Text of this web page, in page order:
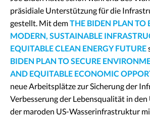
präsidiale Unterstützung für die
gestellt. Mit demTHE BIDEN PLAN TO
MODERN, SUSTAINABLE
EQUITABLE CLEAN ENERGY FUTURE
BIDEN PLAN TO SECURE
AND EQUITABLE ECONOMIC
neue Arbeitsplätze zur Sicherung der
Verbesserung der Lebensqualität in den
der maroden US-Wasserinfrastruktur